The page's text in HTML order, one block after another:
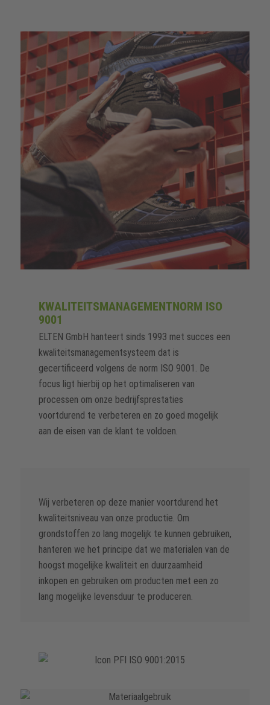
KWALITEITSMANAGEMENTNORM ISO
9001
ELTEN GmbH hanteert sinds 1993 met succes een
kwaliteitsmanagementsysteem dat is
gecertificeerd volgens de norm ISO 9001. De
focus ligt hierbij op het optimaliseren van
processen om onze bedrijfsprestaties
voortdurend te verbeteren en zo goed mogelijk
aan de eisen van de klant te voldoen.
Wij verbeteren op deze manier voortdurend het
kwaliteitsniveau van onze productie. Om
grondstoffen zo lang mogelijk te kunnen gebruiken,
hanteren we het principe dat we materialen van de
hoogst mogelijke kwaliteit en duurzaamheid
inkopen en gebruiken om producten met een zo
lang mogelijke levensduur te produceren.